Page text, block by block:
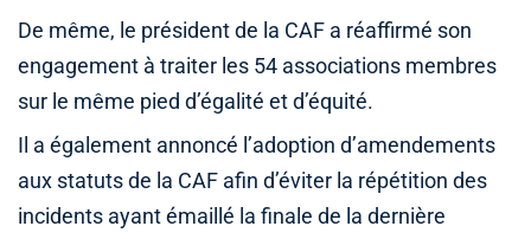
De même, le président de la CAF a réaffirmé son
engagement à traiter les 54 associations membres
sur le même pied d’égalité et d’équité.
Il a également annoncé l’adoption d’amendements
aux statuts de la CAF afin d’éviter la répétition des
incidents ayant émaillé la finale de la dernière